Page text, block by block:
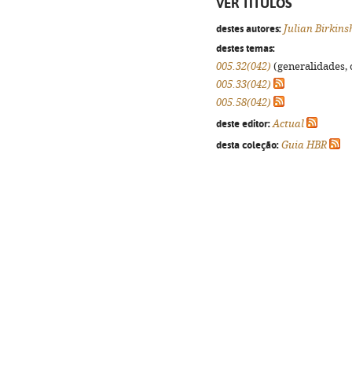
VER TÍTULOS
destes autores: Julian
destes temas:
005.32(042) (generalidades,
005.33(042)
005.58(042)
deste editor: Actual
desta coleção: Guia HBR